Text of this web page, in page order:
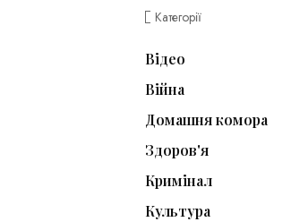
Категорії
Відео
Війна
Домашня комора
Здоров'я
Кримінал
Культура